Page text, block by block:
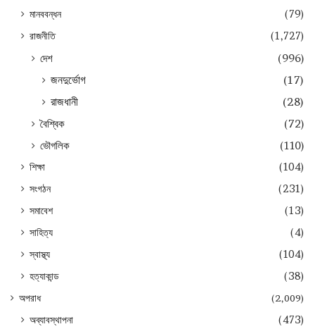
মানববন্ধন
(79)
রাজনীতি
(1,727)
দেশ
(996)
জনদুর্ভোগ
(17)
রাজধানী
(28)
বৈশ্বিক
(72)
ভৌগলিক
(110)
শিক্ষা
(104)
সংগঠন
(231)
সমাবেশ
(13)
সাহিত্য
(4)
স্বাস্থ্য
(104)
হত্যাকান্ড
(38)
অপরাধ (2,009)
অব্যাবস্থাপনা
(473)